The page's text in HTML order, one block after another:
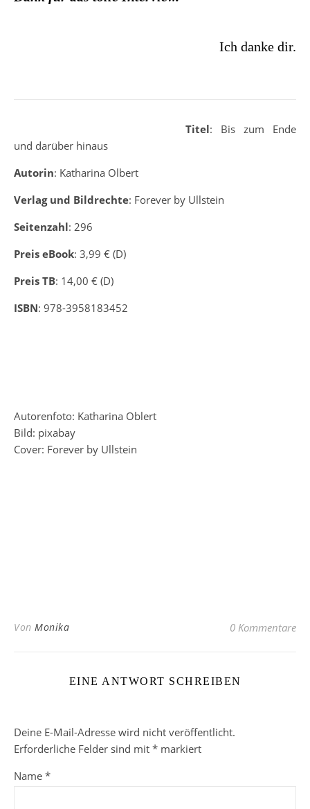
Ich danke dir.
Titel: Bis zum Ende
und darüber hinaus
Autorin: Katharina Olbert
Verlag und Bildrechte: Forever by Ullstein
Seitenzahl: 296
Preis eBook: 3,99 € (D)
Preis TB: 14,00 € (D)
ISBN: 978-3958183452
Autorenfoto: Katharina Oblert
Bild: pixabay
Cover: Forever by Ullstein
Von Monika 0 Kommentare
EINE ANTWORT SCHREIBEN
Deine E-Mail-Adresse wird nicht veröffentlicht.
Erforderliche Felder sind mit * markiert
Name *